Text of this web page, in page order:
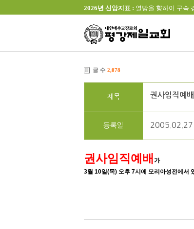
2026년 신앙지표 : 열방을 향하여 구속
글 수 2,078
제목 권사임직예배
등록일 2005.02.27
권사임직예배 가
3월 10일(목) 오후 7시에 모리아성전에서